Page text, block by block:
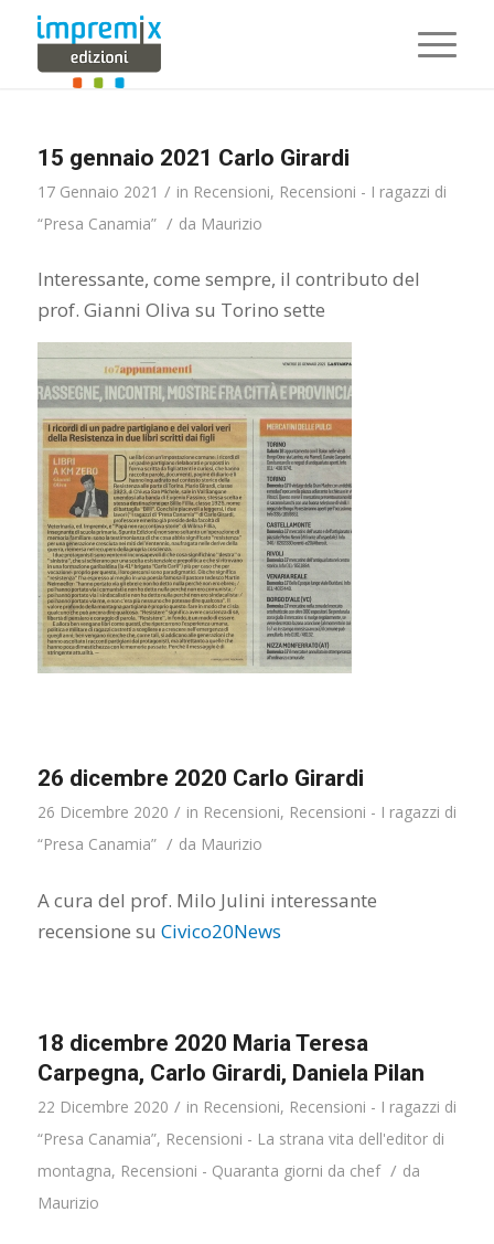
15 gennaio 2021 Carlo Girardi
17 Gennaio 2021 / in Recensioni, Recensioni - I ragazzi di
“Presa Canamia” / da Maurizio
Interessante, come sempre, il contributo del
prof. Gianni Oliva su Torino sette
26 dicembre 2020 Carlo Girardi
26 Dicembre 2020 / in Recensioni, Recensioni - I ragazzi di
“Presa Canamia” / da Maurizio
A cura del prof. Milo Julini interessante
recensione su Civico20News
18 dicembre 2020 Maria Teresa
Carpegna, Carlo Girardi, Daniela Pilan
22 Dicembre 2020 / in Recensioni, Recensioni - I ragazzi di
“Presa Canamia”, Recensioni - La strana vita dell'editor di
montagna, Recensioni - Quaranta giorni da chef / da
Maurizio